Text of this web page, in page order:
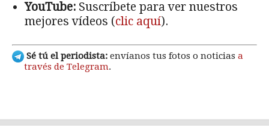
YouTube: Suscríbete para ver nuestros
mejores vídeos (clic aquí).
Sé tú el periodista: envíanos tus fotos o noticias a
través de Telegram.